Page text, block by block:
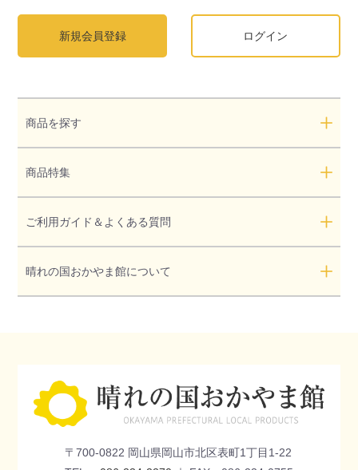
新規会員登録 ログイン
商品を探す
商品特集
ご利用ガイド＆よくある質問
晴れの国おかやま館について
〒700-0822 岡山県岡山市北区表町1丁目1-22